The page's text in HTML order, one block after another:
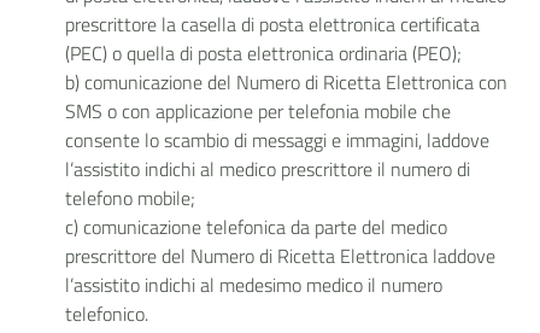
prescrittore la casella di posta elettronica certificata
(PEC) o quella di posta elettronica ordinaria (PEO);
b) comunicazione del Numero di Ricetta Elettronica con
SMS o con applicazione per telefonia mobile che
consente lo scambio di messaggi e immagini, laddove
l’assistito indichi al medico prescrittore il numero di
telefono mobile;
c) comunicazione telefonica da parte del medico
prescrittore del Numero di Ricetta Elettronica laddove
l’assistito indichi al medesimo medico il numero
telefonico.